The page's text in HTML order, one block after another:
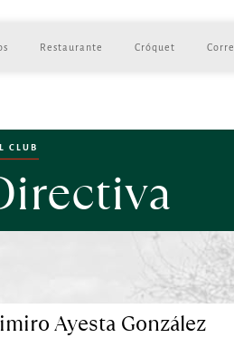
Restaurante Cróquet
CLUB
Ayesta González